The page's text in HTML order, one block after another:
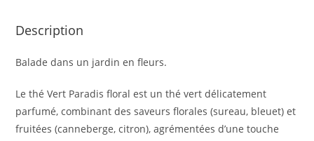
Description
Balade dans un jardin en fleurs.
Le thé Vert Paradis floral est un thé vert délicatement
parfumé, combinant des saveurs florales (sureau, bleuet) et
fruitées (canneberge, citron), agrémentées d’une touche